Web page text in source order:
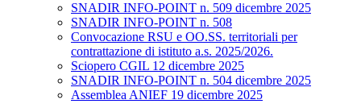
SNADIR INFO-POINT n. 509 dicembre 2025
SNADIR INFO-POINT n. 508
Convocazione RSU e OO.SS. territoriali per
contrattazione di istituto a.s. 2025/2026.
Sciopero CGIL 12 dicembre 2025
SNADIR INFO-POINT n. 504 dicembre 2025
Assemblea ANIEF 19 dicembre 2025